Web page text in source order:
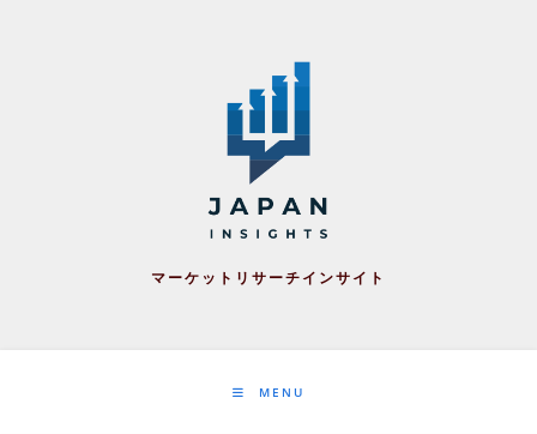
マーケットリサーチインサイト
MENU